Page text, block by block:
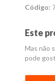
Código:
Este
Mas não
pode